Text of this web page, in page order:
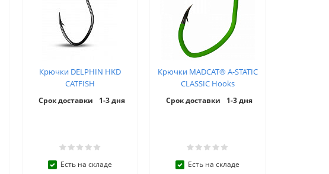
Крючки DELPHIN HKD
CATFISH
Срок доставки 1-3 дня
Есть на складе
Крючки MADCAT® A-STATIC
CLASSIC Hooks
Срок доставки 1-3 дня
Есть на складе